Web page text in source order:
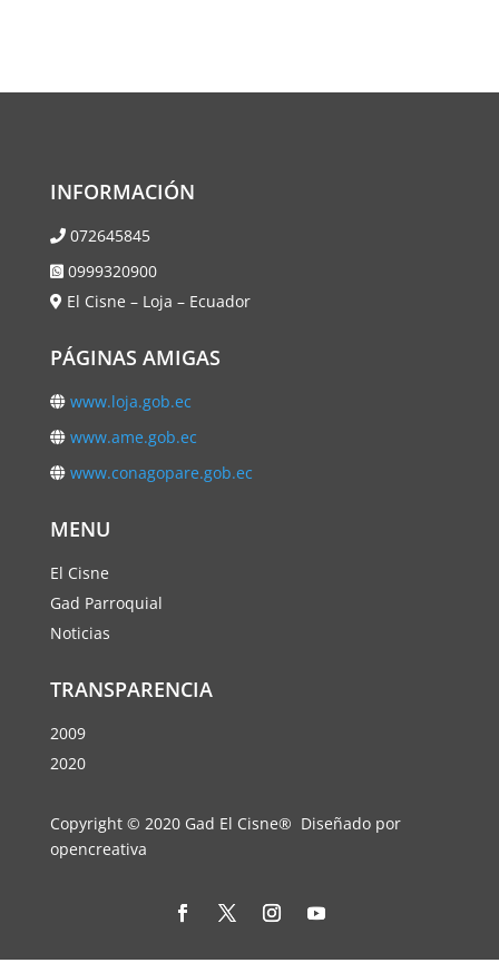
INFORMACIÓN
072645845
0999320900
El Cisne – Loja – Ecuador
PÁGINAS AMIGAS
www.loja.gob.ec
www.ame.gob.ec
www.conagopare.gob.ec
MENU
El Cisne
Gad Parroquial
Noticias
TRANSPARENCIA
2009
2020
Copyright © 2020 Gad El Cisne® Diseñado por
opencreativa